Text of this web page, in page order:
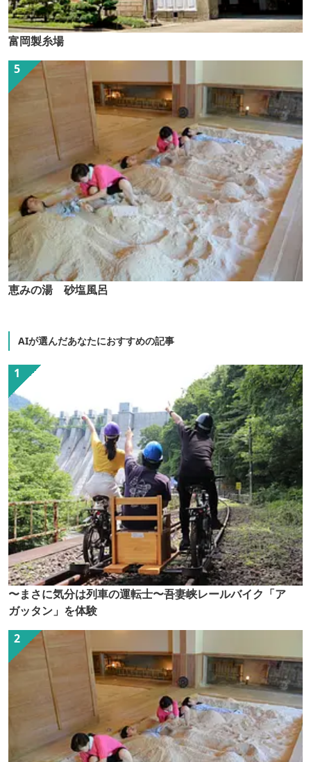
富岡製糸場
恵みの湯 砂塩風呂
AIが選んだあなたにおすすめの記事
〜まさに気分は列車の運転士〜吾妻峡レールバイク「ア
ガッタン」を体験